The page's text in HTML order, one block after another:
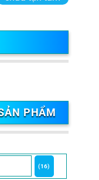
PHẨM
(16)